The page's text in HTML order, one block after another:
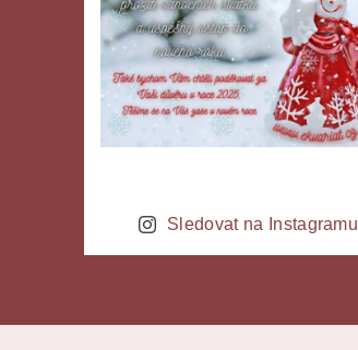
Sledovat na Instagramu